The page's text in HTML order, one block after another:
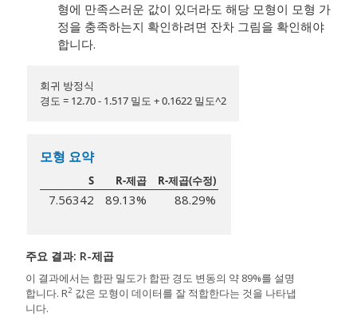
형에 만족스러운 값이 있더라도 해당 모형이 모형 가
정을 충족하는지 확인하려면 잔차 그림을 확인해야
합니다.
회귀 방정식
경도 = 12.70 - 1.517 밀도 + 0.1622 밀도^2
모형 요약
S R-제곱 R-제곱(수정)
7.56342 89.13% 88.29%
주요 결과: R-제곱
이 결과에서는 합판 밀도가 합판 경도 변동의 약 89%를 설명
합니다. R2 값은 모형이 데이터를 잘 적합한다는 것을 나타냅
니다.